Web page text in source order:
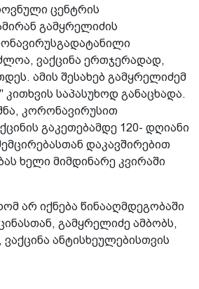
ცენტრის
გამყრელიძის
ვაქცინა ერთჯერადად,
ამის შესახებ გამყრელიძემ
კითხვის საპასუხოდ განაცხადა.
კორონავირუსით
გაკეთებამდე 120- დღიანი
დაკავშირებით
ხელი მიმდინარე კვირაში
არ იქნება წინააღმდეგობაში
გამყრელიძე ამბობს,
ანტისხეულებისთვის